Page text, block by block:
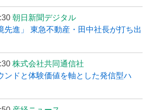
朝日新聞デジタル
先進」 東急不動産・田中社長が打ち出
株式会社共同通信社
ンドと体験価値を軸とした発信型ハ